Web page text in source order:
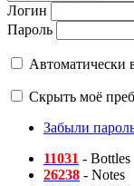
Логин
Пароль
Автоматически
Скрыть моё
Забыли
11031 - Bottles
26238 - Notes